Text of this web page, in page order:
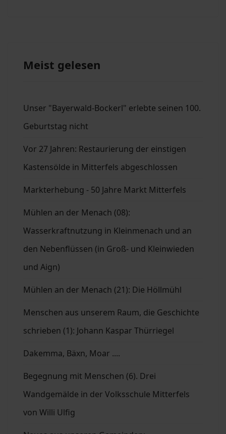
Meist gelesen
Unser "Bayerwald-Bockerl" erlebte seinen 100.
Geburtstag nicht
Vor 27 Jahren: Restaurierung der einstigen
Kastensölde in Mitterfels abgeschlossen
Markterhebung - 50 Jahre Markt Mitterfels
Mühlen an der Menach (08):
Wasserkraftnutzung in Kleinmenach und an
den Nebenflüssen (in Groß- und Kleinwieden
und Aign)
Mühlen an der Menach (21): Die Höllmühl
Menschen aus unserem Raum, die Geschichte
schrieben (1): Johann Kaspar Thürriegel
Dakemma, Bäxn, Moar ....
Begegnung mit Menschen (6). Drei
Wandgemälde in der Volksschule Mitterfels
von Willi Ulfig